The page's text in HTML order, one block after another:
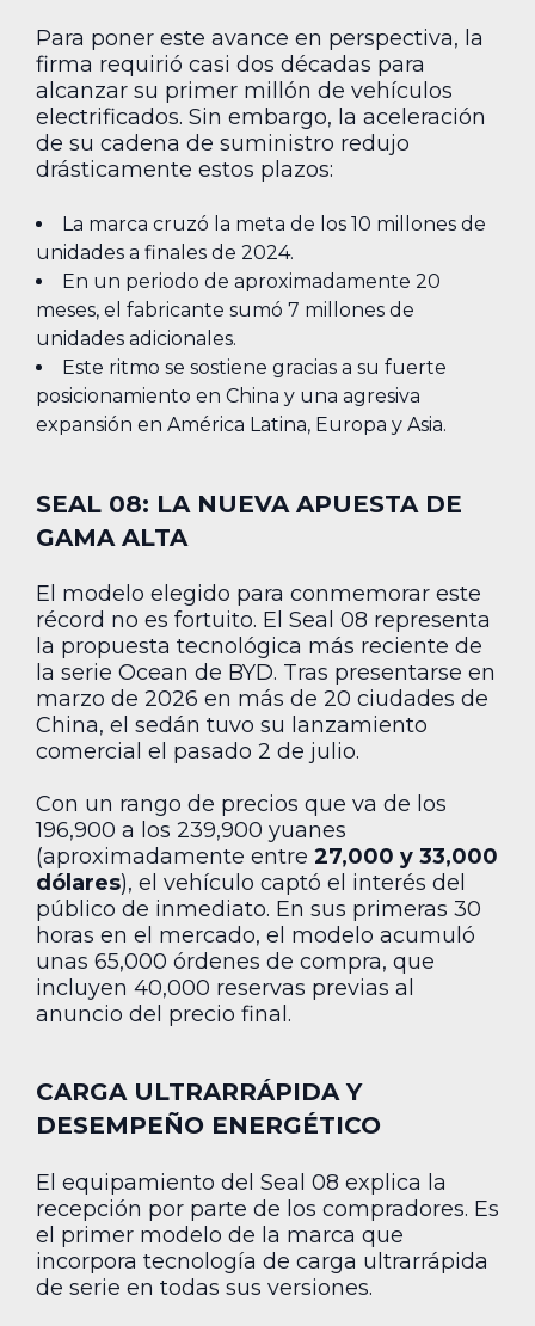
Para poner este avance en perspectiva, la
firma requirió casi dos décadas para
alcanzar su primer millón de vehículos
electrificados. Sin embargo, la aceleración
de su cadena de suministro redujo
drásticamente estos plazos:
La marca cruzó la meta de los 10 millones de
unidades a finales de 2024.
En un periodo de aproximadamente 20
meses, el fabricante sumó 7 millones de
unidades adicionales.
Este ritmo se sostiene gracias a su fuerte
posicionamiento en China y una agresiva
expansión en América Latina, Europa y Asia.
SEAL 08: LA NUEVA APUESTA DE
GAMA ALTA
El modelo elegido para conmemorar este
récord no es fortuito. El Seal 08 representa
la propuesta tecnológica más reciente de
la serie Ocean de BYD. Tras presentarse en
marzo de 2026 en más de 20 ciudades de
China, el sedán tuvo su lanzamiento
comercial el pasado 2 de julio.
Con un rango de precios que va de los
196,900 a los 239,900 yuanes
(aproximadamente entre 27,000 y 33,000
dólares), el vehículo captó el interés del
público de inmediato. En sus primeras 30
horas en el mercado, el modelo acumuló
unas 65,000 órdenes de compra, que
incluyen 40,000 reservas previas al
anuncio del precio final.
CARGA ULTRARRÁPIDA Y
DESEMPEÑO ENERGÉTICO
El equipamiento del Seal 08 explica la
recepción por parte de los compradores. Es
el primer modelo de la marca que
incorpora tecnología de carga ultrarrápida
de serie en todas sus versiones.